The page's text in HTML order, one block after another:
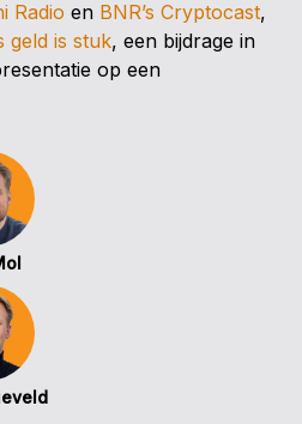
Radio en BNR’s Cryptocast,
geld is stuk, een bijdrage in
op een